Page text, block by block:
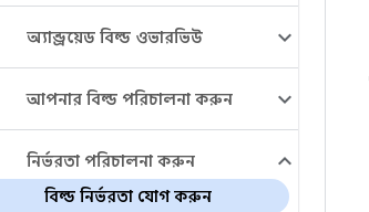
অ্যান্ড্রয়েড বিল্ড ওভারভিউ
আপনার বিল্ড পরিচালনা করুন
নির্ভরতা পরিচালনা করুন
বিল্ড নির্ভরতা যোগ করুন